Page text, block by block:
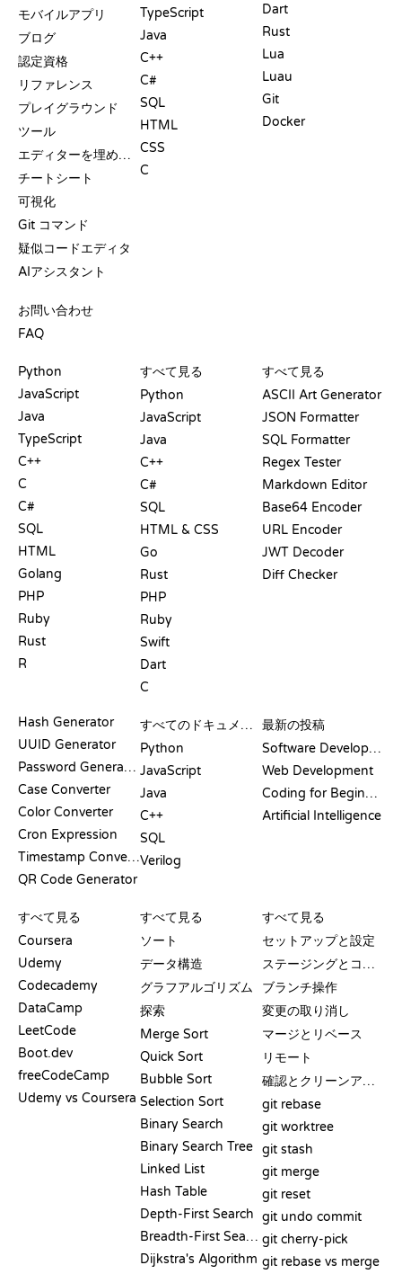
モバイルアプリ
ブログ
認定資格
リファレンス
プレイグラウンド
ツール
エディターを埋め込む
チートシート
可視化
Git コマンド
疑似コードエディタ
AIアシスタント
お問い合わせ
FAQ
TypeScript
Java
C++
C#
SQL
HTML
CSS
C
Dart
Rust
Lua
Luau
Git
Docker
Python
JavaScript
Java
TypeScript
C++
C
C#
SQL
HTML
Golang
PHP
Ruby
Rust
R
すべて見る
Python
JavaScript
Java
C++
C#
SQL
HTML & CSS
Go
Rust
PHP
Ruby
Swift
Dart
C
すべて見る
ASCII Art Generator
JSON Formatter
SQL Formatter
Regex Tester
Markdown Editor
Base64 Encoder
URL Encoder
JWT Decoder
Diff Checker
Hash Generator
UUID Generator
Password Generator
Case Converter
Color Converter
Cron Expression
Timestamp Converter
QR Code Generator
すべてのドキュメント
Python
JavaScript
Java
C++
SQL
Verilog
最新の投稿
Software Development
Web Development
Coding for Beginners
Artificial Intelligence
すべて見る
Coursera
Udemy
Codecademy
DataCamp
LeetCode
Boot.dev
freeCodeCamp
Udemy vs Coursera
すべて見る
ソート
データ構造
グラフアルゴリズム
探索
Merge Sort
Quick Sort
Bubble Sort
Selection Sort
Binary Search
Binary Search Tree
Linked List
Hash Table
Depth-First Search
Breadth-First Search
Dijkstra's Algorithm
すべて見る
セットアップと設定
ステージングとコミット
ブランチ操作
変更の取り消し
マージとリベース
リモート
確認とクリーンアップ
git rebase
git worktree
git stash
git merge
git reset
git undo commit
git cherry-pick
git rebase vs merge